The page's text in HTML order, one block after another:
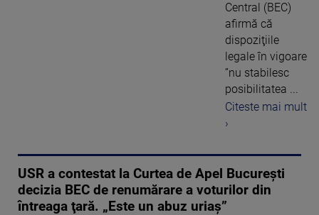
Central (BEC)
afirmă că
dispoziţiile
legale în vigoare
”nu stabilesc
posibilitatea ...
Citeste mai mult
›
USR a contestat la Curtea de Apel Bucureşti
decizia BEC de renumărare a voturilor din
întreaga ţară. „Este un abuz uriaş”